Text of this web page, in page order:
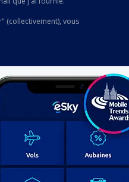
(collectivement), vous